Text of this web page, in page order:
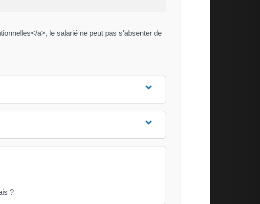
a>, le salarié ne peut pas s'absenter de
?